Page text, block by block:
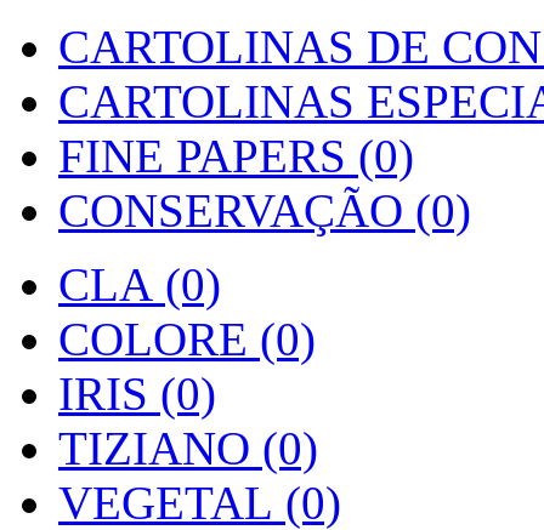
CARTOLINAS DE
CARTOLINAS
FINE PAPERS (0)
CONSERVAÇÃO (0)
CLA (0)
COLORE (0)
IRIS (0)
TIZIANO (0)
VEGETAL (0)